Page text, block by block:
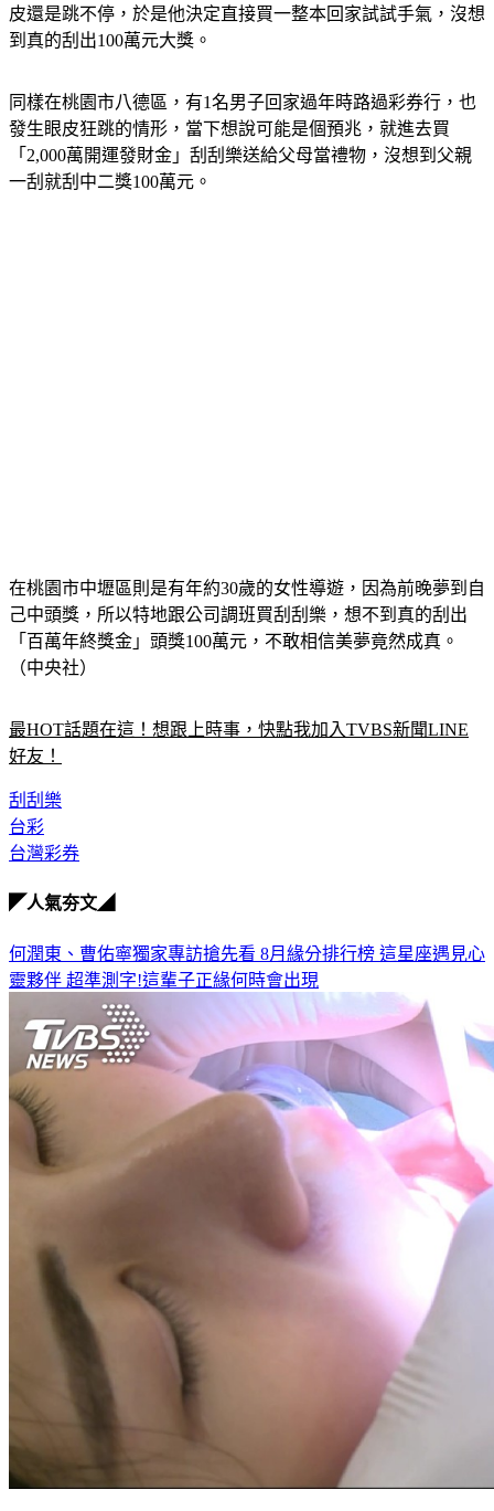
張「2,000萬開運發財金」刮刮樂，沒想到刮中5000元，但眼
皮還是跳不停，於是他決定直接買一整本回家試試手氣，沒想
同樣在桃園市八德區，有1名男子回家過年時路過彩券行，也
發生眼皮狂跳的情形，當下想說可能是個預兆，就進去買
「2,000萬開運發財金」刮刮樂送給父母當禮物，沒想到父親
在桃園市中壢區則是有年約30歲的女性導遊，因為前晚夢到自
己中頭獎，所以特地跟公司調班買刮刮樂，想不到真的刮出
「百萬年終獎金」頭獎100萬元，不敢相信美夢竟然成真。
最HOT話題在這！想跟上時事，快點我加入TVBS新聞LINE
刮刮樂
台彩
何潤東、曹佑寧獨家專訪搶先看8月緣分排行榜 這星座遇見心
超準測字!這輩子正緣何時會出現